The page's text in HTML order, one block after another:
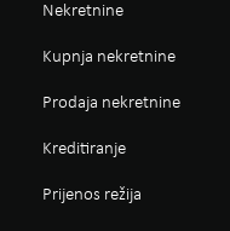
Nekretnine
Kupnja nekretnine
Prodaja nekretnine
Kreditiranje
Prijenos režija